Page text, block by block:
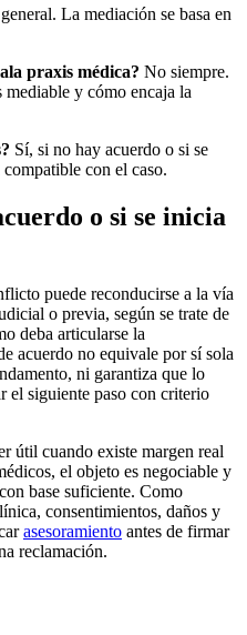
La mediación se basa en
praxis médica? No siempre.
y cómo encaja la
Sí, si no hay acuerdo o si se
con el caso.
o si se inicia
puede reconducirse a la vía
o previa, según se trate de
deba articularse la
acuerdo no equivale por sí sola
ni garantiza que lo
el siguiente paso con criterio
útil cuando existe margen real
el objeto es negociable y
base suficiente. Como
consentimientos, daños y
asesoramiento antes de firmar
reclamación.